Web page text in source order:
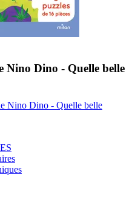
Nino Dino - Quelle belle
Nino Dino - Quelle belle